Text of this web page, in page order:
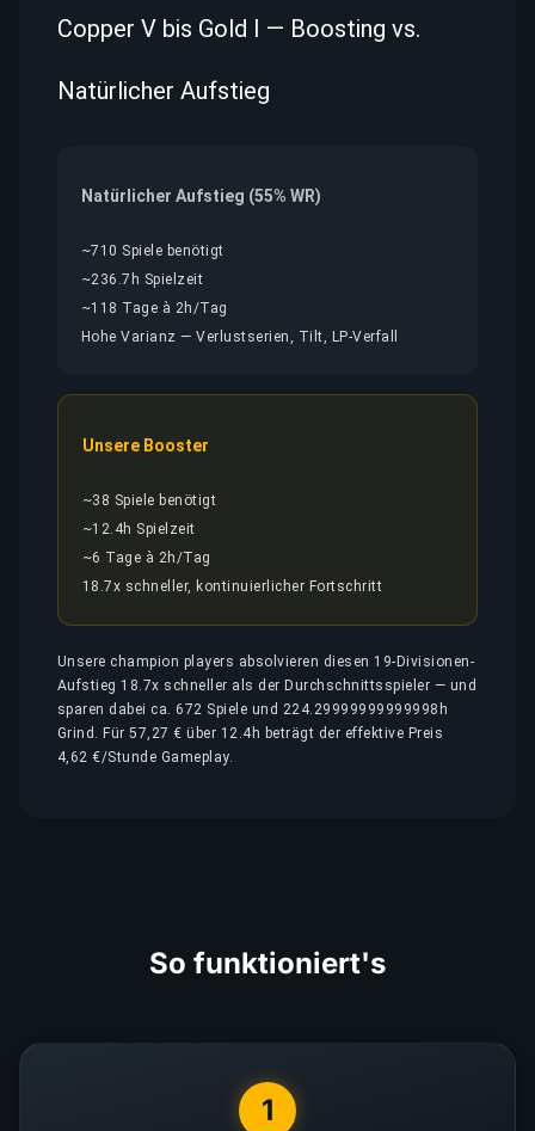
Copper V bis Gold I — Boosting vs.
Natürlicher Aufstieg
Natürlicher Aufstieg (55% WR)
~710 Spiele benötigt
~236.7h Spielzeit
~118 Tage à 2h/Tag
Hohe Varianz — Verlustserien, Tilt, LP-Verfall
Unsere Booster
~38 Spiele benötigt
~12.4h Spielzeit
~6 Tage à 2h/Tag
18.7x schneller, kontinuierlicher Fortschritt
Unsere champion players absolvieren diesen 19-Divisionen-
Aufstieg 18.7x schneller als der Durchschnittsspieler — und
sparen dabei ca. 672 Spiele und 224.29999999999998h
Grind. Für 57,27 € über 12.4h beträgt der effektive Preis
4,62 €/Stunde Gameplay.
So funktioniert's
1